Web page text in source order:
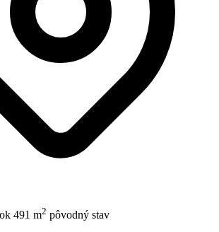
491 m2 pôvodný stav